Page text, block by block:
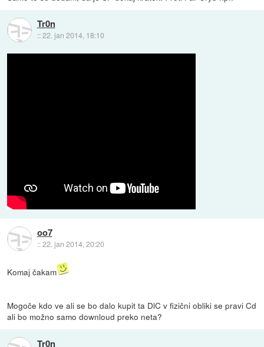
Tr0n
::22. jan 2014, 18:10
oo7
::22. jan 2014, 20:20
Komaj čakam
Mogoče kdo ve ali se bo dalo kupit ta DlC v fizični obliki se pravi Cd
ali bo možno samo downloud preko neta?
Tr0n